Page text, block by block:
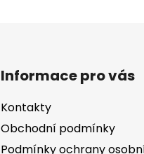
Informace pro vás
Kontakty
Obchodní podmínky
Podmínky ochrany